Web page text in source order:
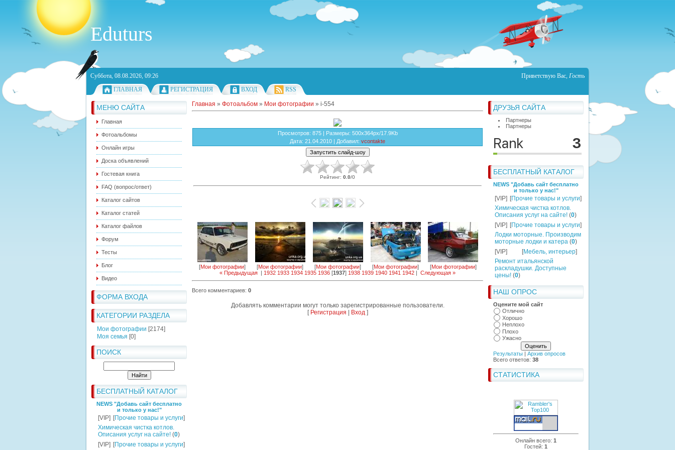
Eduturs
Суббота, 08.08.2026, 09:26 Приветствую Вас, Гость
ГЛАВНАЯ
РЕГИСТРАЦИЯ ВХОД RSS
МЕНЮ САЙТА
Главная
Фотоальбомы
Онлайн игры
Доска объявлений
Гостевая книга
FAQ (вопрос/ответ)
Каталог сайтов
Каталог статей
Каталог файлов
Форум
Тесты
Блог
Видео
ФОРМА ВХОДА
КАТЕГОРИИ РАЗДЕЛА
Мои фотографии [2174]
Моя семья [0]
ПОИСК
БЕСПЛАТНЫЙ КАТАЛОГ
NEWS "Добавь сайт бесплатно
и только у нас!"
[VIP] [Прочие товары и услуги]
Химическая чистка котлов.
Описания услуг на сайте! (0)
[VIP] [Прочие товары и услуги]
ДРУЗЬЯ САЙТА
Партнеры
Партнеры
БЕСПЛАТНЫЙ КАТАЛОГ
NEWS "Добавь сайт бесплатно
и только у нас!"
[VIP] [Прочие товары и услуги]
Химическая чистка котлов.
Описания услуг на сайте! (0)
[VIP] [Прочие товары и услуги]
Лодки моторные. Производим
моторные лодки и катера (0)
[VIP]
[Мебель, интерьер]
Ремонт итальянской
раскладушки. Доступные
цены! (0)
НАШ ОПРОС
Оцените мой сайт
Отлично
Хорошо
Неплохо
Плохо
Ужасно
Результаты | Архив опросов
Всего ответов: 38
СТАТИСТИКА
Онлайн всего: 1
Гостей: 1
Главная » Фотоальбом » Мои фотографии » i-554
Просмотров: 875 | Размеры: 500x364px/17.9Kb
Дата: 21.04.2010 | Добавил: vcontakte
Рейтинг: 0.0/0
[Мои фотографии] [Мои фотографии] [Мои фотографии] [Мои фотографии] [Мои фотографии]
« Предыдущая | 1932 1933 1934 1935 1936 [1937] 1938 1939 1940 1941 1942 | Следующая »
Всего комментариев: 0
Добавлять комментарии могут только зарегистрированные пользователи.
[ Регистрация Вход]